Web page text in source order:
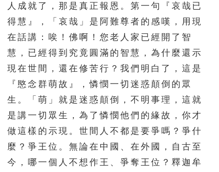
人成就了，那是真正報恩。第一句『哀哉已
得慧』，「哀哉」是阿難尊者的感嘆，用現
在話講：唉！佛啊！您老人家已經開了智
慧，已經得到究竟圓滿的智慧，為什麼還示
現在世間，還在修苦行？我們明白了，這是
『愍念群萌故』，憐憫一切迷惑顛倒的眾
生。「萌」就是迷惑顛倒，不明事理，這就
是講一切眾生，為了憐憫他們的緣故，你才
做這樣的示現。世間人不都是要爭嗎？爭什
麼？爭王位。無論在中國、在外國，自古至
今，哪一個人不想作王、爭奪王位？釋迦牟